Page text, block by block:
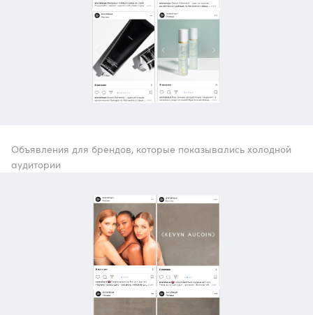
Объявления для брендов, которые показывались холодной
аудитории